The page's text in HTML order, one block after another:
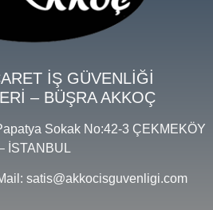
İŞ GÜVENLİĞİ
– BÜŞRA AKKOÇ
Sokak No:42-3 ÇEKMEKÖY
İSTANBUL
satis@akkocisguvenligi.com